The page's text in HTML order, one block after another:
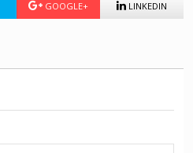
GOOGLE+ LINKEDIN